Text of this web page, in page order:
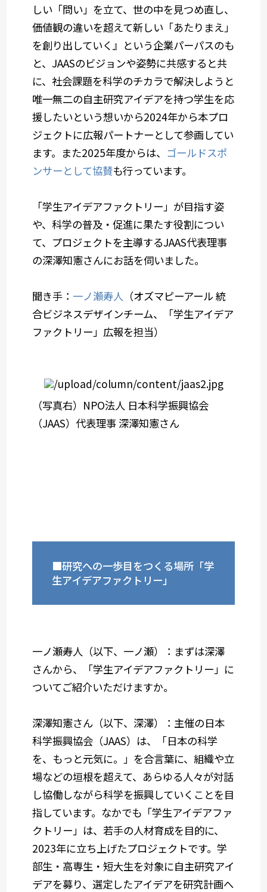
しい「問い」を立て、世の中を見つめ直し、
価値観の違いを超えて新しい「あたりまえ」
を創り出していく』という企業パーパスのも
と、JAASのビジョンや姿勢に共感すると共
に、社会課題を科学のチカラで解決しようと
唯一無二の自主研究アイデアを持つ学生を応
援したいという想いから2024年から本プロ
ジェクトに広報パートナーとして参画してい
ます。また2025年度からは、 ゴールドスポ
ンサーとして協賛も行っています。
「学生アイデアファクトリー」が目指す姿
や、科学の普及・促進に果たす役割につい
て、プロジェクトを主導するJAAS代表理事
の深澤知憲さんにお話を伺いました。
聞き手： 一ノ瀬寿人 （オズマピーアール 統
合ビジネスデザインチーム、「学生アイデア
ファクトリー」広報を担当）
（写真右）NPO法人 日本科学振興協会
（JAAS）代表理事 深澤知憲さん
■研究への一歩目をつくる場所「学
生アイデアファクトリー」
一ノ瀬寿人（以下、一ノ瀬）：まずは深澤
さんから、「学生アイデアファクトリー」に
ついてご紹介いただけますか。
深澤知憲さん（以下、深澤）：主催の日本
科学振興協会（JAAS）は、「日本の科学
を、もっと元気に。」を合言葉に、組織や立
場などの垣根を超えて、あらゆる人々が対話
し協働しながら科学を振興していくことを目
指しています。なかでも「学生アイデアファ
クトリー」は、若手の人材育成を目的に、
2023年に立ち上げたプロジェクトです。学
部生・高専生・短大生を対象に自主研究アイ
デアを募り、選定したアイデアを研究計画へ